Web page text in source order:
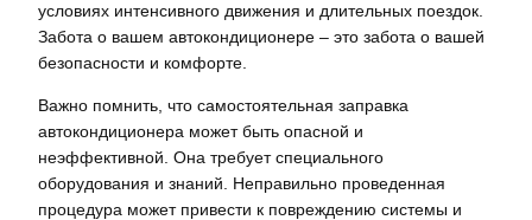
условиях интенсивного движения и длительных поездок.
Забота о вашем автокондиционере – это забота о вашей
безопасности и комфорте.
Важно помнить, что самостоятельная заправка
автокондиционера может быть опасной и
неэффективной. Она требует специального
оборудования и знаний. Неправильно проведенная
процедура может привести к повреждению системы и